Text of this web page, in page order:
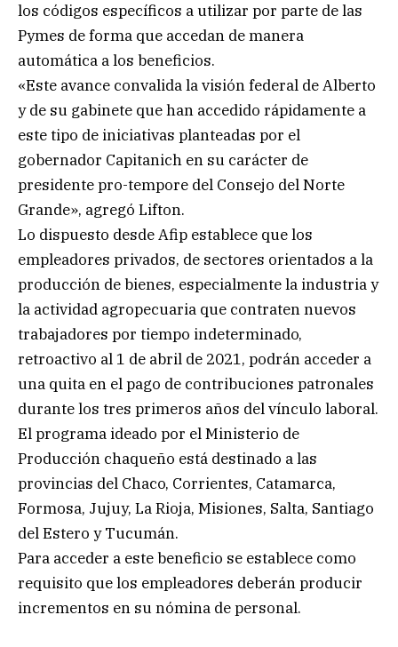
los códigos específicos a utilizar por parte de las
Pymes de forma que accedan de manera
automática a los beneficios.
«Este avance convalida la visión federal de Alberto
y de su gabinete que han accedido rápidamente a
este tipo de iniciativas planteadas por el
gobernador Capitanich en su carácter de
presidente pro-tempore del Consejo del Norte
Grande», agregó Lifton.
Lo dispuesto desde Afip establece que los
empleadores privados, de sectores orientados a la
producción de bienes, especialmente la industria y
la actividad agropecuaria que contraten nuevos
trabajadores por tiempo indeterminado,
retroactivo al 1 de abril de 2021, podrán acceder a
una quita en el pago de contribuciones patronales
durante los tres primeros años del vínculo laboral.
El programa ideado por el Ministerio de
Producción chaqueño está destinado a las
provincias del Chaco, Corrientes, Catamarca,
Formosa, Jujuy, La Rioja, Misiones, Salta, Santiago
del Estero y Tucumán.
Para acceder a este beneficio se establece como
requisito que los empleadores deberán producir
incrementos en su nómina de personal.